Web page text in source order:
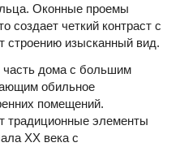
Оконные проемы
четкий контраст с
строению изысканный вид.
часть дома с большим
обильное
помещений.
традиционные элементы
XX века с